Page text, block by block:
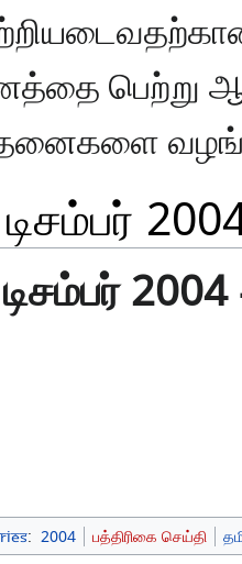
பெற்று
: 2004 பத்திரிகை செய்தி